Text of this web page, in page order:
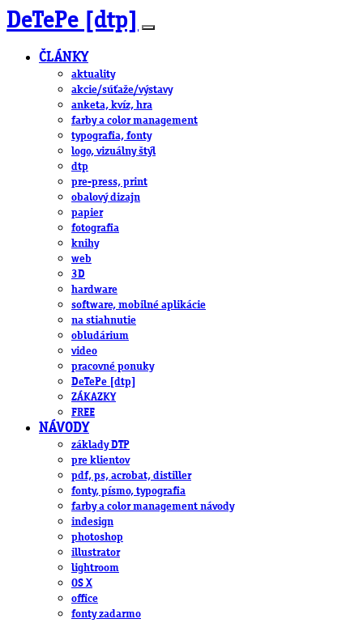
DeTePe [dtp]
ČLÁNKY
aktuality
akcie/súťaže/výstavy
anketa, kvíz, hra
farby a color management
typografia, fonty
logo, vizuálny štýl
dtp
pre-press, print
obalový dizajn
papier
fotografia
knihy
web
3D
hardware
software, mobilné aplikácie
na stiahnutie
obludárium
video
pracovné ponuky
DeTePe [dtp]
ZÁKAZKY
FREE
NÁVODY
základy DTP
pre klientov
pdf, ps, acrobat, distiller
fonty, písmo, typografia
farby a color management návody
indesign
photoshop
illustrator
lightroom
OS X
office
fonty zadarmo